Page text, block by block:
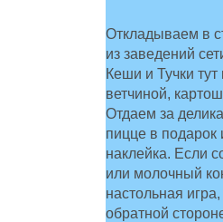
Откладываем в
из заведений
Кеши и Тучки
ветчиной,
Отдаем за
пицце в
наклейка. Если
или молочный
настольная
обратной